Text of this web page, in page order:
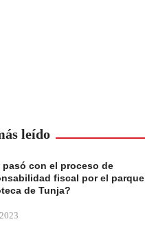
leído
pasó con el proceso de
fiscal por el parque
de Tunja?